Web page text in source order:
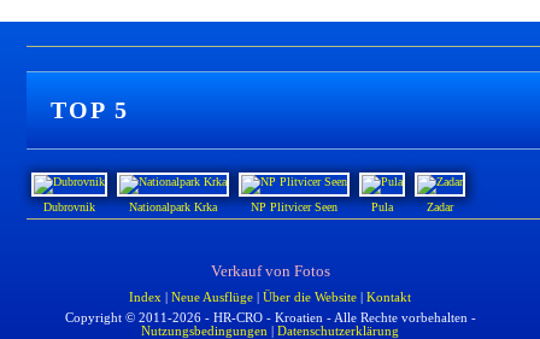
TOP 5
Dubrovnik Nationalpark Krka NP Plitvicer Seen Pula Zadar
Verkauf von Fotos
Index Neue Ausflüge Über die Website
Kontakt
Copyright © 2011-2026 - HR-CRO - Kroatien - Alle Rechte vorbehalten -
Nutzungsbedingungen
Datenschutzerklärung